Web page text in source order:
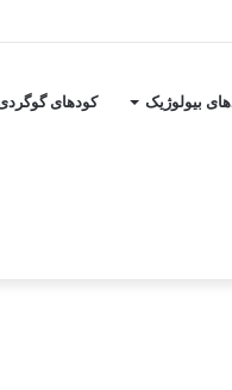
بیولوژیک کودهای